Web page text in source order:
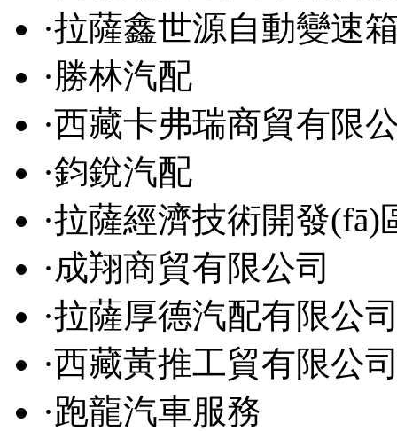
·拉薩鑫世源自動變速
·勝林汽配
·西藏卡弗瑞商貿有限
·鈞銳汽配
·拉薩經濟技術開發(fā)
·成翔商貿有限公司
·拉薩厚德汽配有限公
·西藏黃推工貿有限公
·跑龍汽車服務